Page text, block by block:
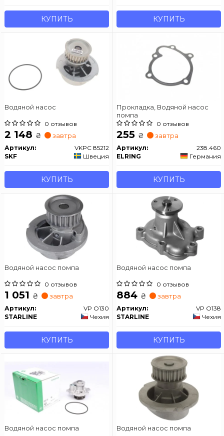
КУПИТЬ КУПИТЬ
Водяной насос
0 отзывов
2 148 ₴ завтра
Артикул:
VKPC 85212
SKF
Швеция
КУПИТЬ
Прокладка, Водяной насос
помпа
0 отзывов
255 ₴ завтра
Артикул:
238.460
ELRING
Германия
КУПИТЬ
Водяной насос помпа
0 отзывов
1 051 ₴ завтра
Артикул:
VP O130
STARLINE
Чехия
КУПИТЬ
Водяной насос помпа
0 отзывов
884 ₴ завтра
Артикул:
VP O138
STARLINE
Чехия
КУПИТЬ
Водяной насос помпа Водяной насос помпа